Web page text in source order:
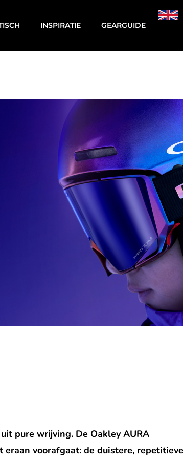
INSPIRATIE GEARGUIDE
pure wrijving. De Oakley AURA
voorafgaat: de duistere,